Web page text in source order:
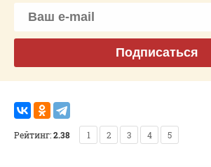
Подписаться
Рейтинг:2.38 1 2 3 4 5